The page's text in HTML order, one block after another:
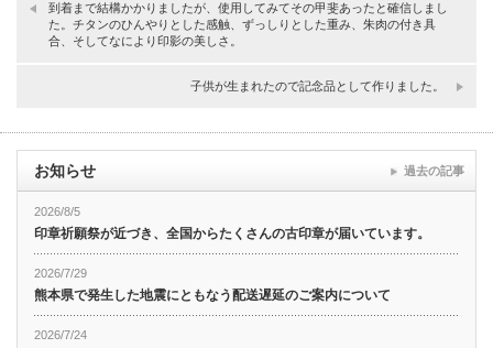
到着まで結構かかりましたが、使用してみてその甲斐あったと確信しまし
た。チタンのひんやりとした感触、ずっしりとした重み、朱肉の付き具
合、そしてなにより印影の美しさ。
子供が生まれたので記念品として作りました。
お知らせ
2026/8/5
印章祈願祭が近づき、全国からたくさんの古印章が届いています。
2026/7/29
熊本県で発生した地震にともなう配送遅延のご案内について
2026/7/24
過去の記事